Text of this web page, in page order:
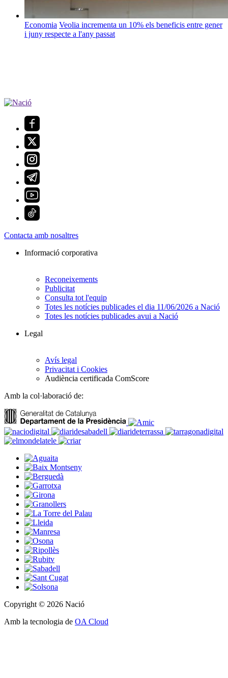
Economia Veolia incrementa un 10% els beneficis entre gener
i juny respecte a l'any passat
Contacta amb nosaltres
Informació corporativa
Reconeixements
Publicitat
Consulta tot l'equip
Totes les notícies publicades el dia 11/06/2026 a Nació
Totes les notícies publicades avui a Nació
Legal
Avís legal
Privacitat i Cookies
Audiència certificada ComScore
Amb la col·laboració de:
Copyright © 2026 Nació
Amb la tecnologia de OA Cloud